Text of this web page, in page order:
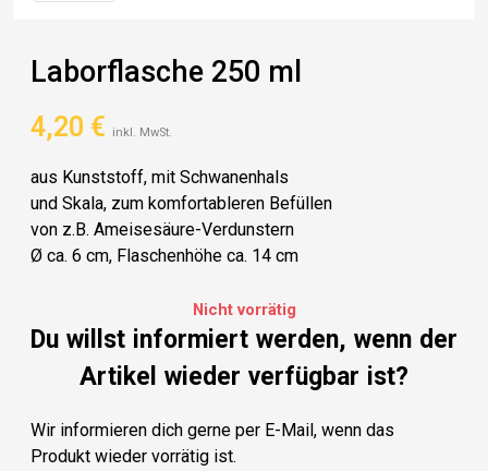
Laborflasche 250 ml
4,20 € inkl. MwSt.
aus Kunststoff, mit Schwanenhals
und Skala, zum komfortableren Befüllen
von z.B. Ameisesäure-Verdunstern
Ø ca. 6 cm, Flaschenhöhe ca. 14 cm
Nicht vorrätig
Du willst informiert werden, wenn der
Artikel wieder verfügbar ist?
Wir informieren dich gerne per E-Mail, wenn das
Produkt wieder vorrätig ist.